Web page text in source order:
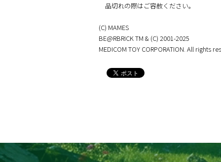
品切れの際はご容赦ください。
(C) MAMES
BE@RBRICK TM & (C) 2001-2025
MEDICOM TOY CORPORATION. All rights